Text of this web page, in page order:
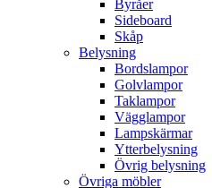
Byråer
Sideboard
Skåp
Belysning
Bordslampor
Golvlampor
Taklampor
Vägglampor
Lampskärmar
Ytterbelysning
Övrig belysning
Övriga möbler